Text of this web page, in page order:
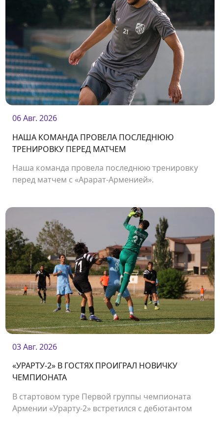
06 Авг. 2026
НАША КОМАНДА ПРОВЕЛА ПОСЛЕДНЮЮ
ТРЕНИРОВКУ ПЕРЕД МАТЧЕМ
Наша команда провела последнюю тренировку
перед матчем с «Арарат-Арменией».
03 Авг. 2026
«УРАРТУ-2» В ГОСТЯХ ПРОИГРАЛ НОВИЧКУ
ЧЕМПИОНАТА
В стартовом туре Первой группы чемпионата
Армении «Урарту-2» встретился с дебютантом